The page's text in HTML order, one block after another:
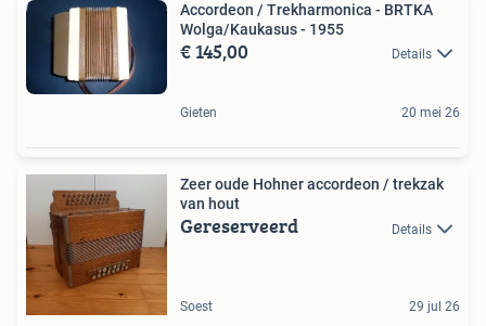
Accordeon / Trekharmonica - BRTKA
Wolga/Kaukasus - 1955
€ 145,00 Details
Gieten 20 mei 26
Zeer oude Hohner accordeon / trekzak
van hout
Gereserveerd Details
Soest 29 jul 26